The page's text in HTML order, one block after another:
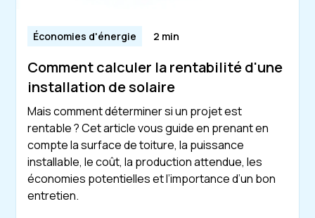
Économies d'énergie 2 min
Comment calculer la rentabilité d'une
installation de solaire
Mais comment déterminer si un projet est
rentable ? Cet article vous guide en prenant en
compte la surface de toiture, la puissance
installable, le coût, la production attendue, les
économies potentielles et l’importance d’un bon
entretien.